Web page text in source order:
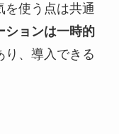
を使う点は共通
ションは一時的
り、導入できる